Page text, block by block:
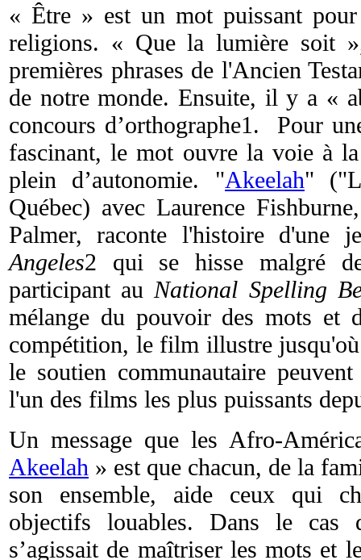
« Être » est un mot puissant
religions. « Que la lumière soit
premières phrases de l'Ancien
de notre monde. Ensuite, il y a «
concours d’orthographe1. Pour
fascinant, le mot ouvre la voie à
plein d’autonomie. "Akeelah"
Québec) avec Laurence
Palmer, raconte l'histoire
Angeles2 qui se hisse malgré
participant au National Spelling
mélange du pouvoir des mots et
compétition, le film illustre
le soutien communautaire
l'un des films les plus puissants
Un message que les Afro-
Akeelah » est que chacun, de la
son ensemble, aide ceux qui
objectifs louables. Dans le
s’agissait de maîtriser les mots et